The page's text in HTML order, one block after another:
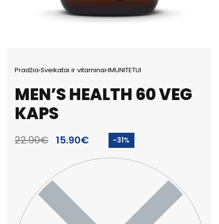
Pradžia›Sveikatai ir vitaminai›IMUNITETUI
MEN’S HEALTH 60 VEG
KAPS
22.90€ 15.90€ -31%